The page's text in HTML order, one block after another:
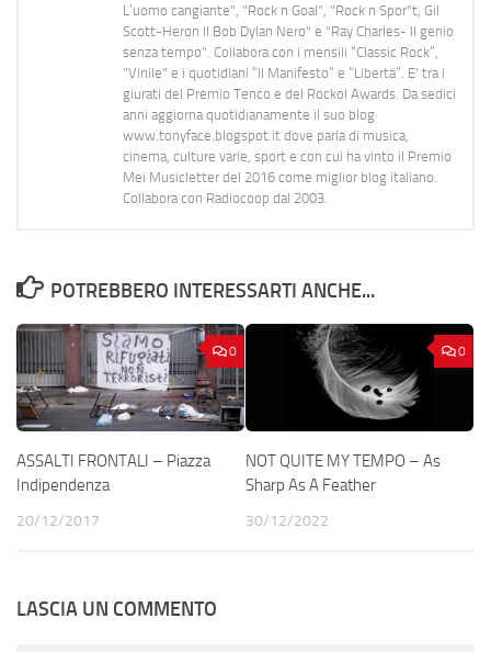
L’uomo cangiante", "Rock n Goal", "Rock n Spor"t, Gil
Scott-Heron Il Bob Dylan Nero" e "Ray Charles- Il genio
senza tempo". Collabora con i mensili “Classic Rock”,
"Vinile" e i quotidiani “Il Manifesto” e “Libertà”. E' tra i
giurati del Premio Tenco e del Rockol Awards. Da sedici
anni aggiorna quotidianamente il suo blog
www.tonyface.blogspot.it dove parla di musica,
cinema, culture varie, sport e con cui ha vinto il Premio
Mei Musicletter del 2016 come miglior blog italiano.
Collabora con Radiocoop dal 2003.
POTREBBERO INTERESSARTI ANCHE...
0
ASSALTI FRONTALI – Piazza
Indipendenza
20/12/2017
0
NOT QUITE MY TEMPO – As
Sharp As A Feather
30/12/2022
LASCIA UN COMMENTO